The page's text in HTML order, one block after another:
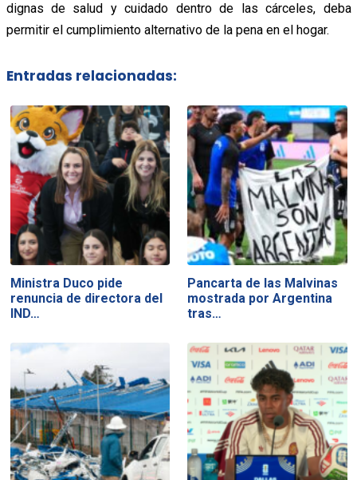
dignas de salud y cuidado dentro de las cárceles, deba
permitir el cumplimiento alternativo de la pena en el hogar.
Entradas relacionadas:
Ministra Duco pide
renuncia de directora del
IND…
Pancarta de las Malvinas
mostrada por Argentina
tras…